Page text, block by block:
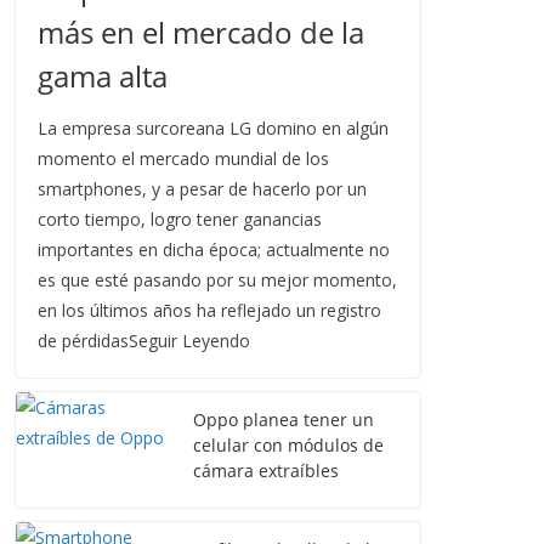
más en el mercado de la
gama alta
La empresa surcoreana LG domino en algún
momento el mercado mundial de los
smartphones, y a pesar de hacerlo por un
corto tiempo, logro tener ganancias
importantes en dicha época; actualmente no
es que esté pasando por su mejor momento,
en los últimos años ha reflejado un registro
de pérdidasSeguir Leyendo
Oppo planea tener un
celular con módulos de
cámara extraíbles